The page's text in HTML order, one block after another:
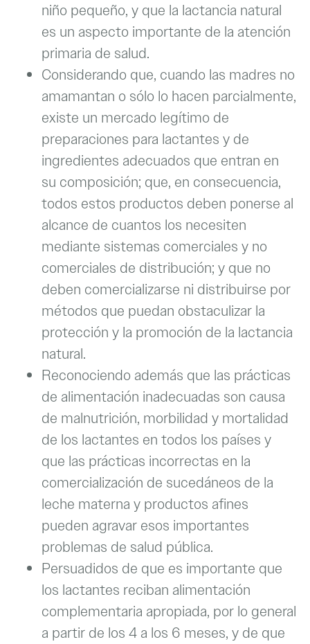
niño pequeño, y que la lactancia natural
es un aspecto importante de la atención
primaria de salud.
Considerando que, cuando las madres no
amamantan o sólo lo hacen parcialmente,
existe un mercado legítimo de
preparaciones para lactantes y de
ingredientes adecuados que entran en
su composición; que, en consecuencia,
todos estos productos deben ponerse al
alcance de cuantos los necesiten
mediante sistemas comerciales y no
comerciales de distribución; y que no
deben comercializarse ni distribuirse por
métodos que puedan obstaculizar la
protección y la promoción de la lactancia
natural.
Reconociendo además que las prácticas
de alimentación inadecuadas son causa
de malnutrición, morbilidad y mortalidad
de los lactantes en todos los países y
que las prácticas incorrectas en la
comercialización de sucedáneos de la
leche materna y productos afines
pueden agravar esos importantes
problemas de salud pública.
Persuadidos de que es importante que
los lactantes reciban alimentación
complementaria apropiada, por lo general
a partir de los 4 a los 6 meses, y de que